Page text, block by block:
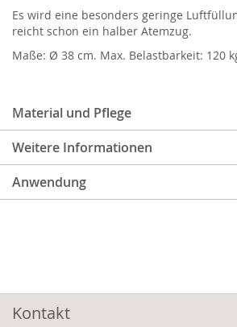
Material und Pflege
Weitere Informationen
Anwendung
Es wird eine besonders geringe
reicht schon ein halber Atemzug.
Maße: Ø 38 cm. Max. Belastbarkeit: 120
Kontakt